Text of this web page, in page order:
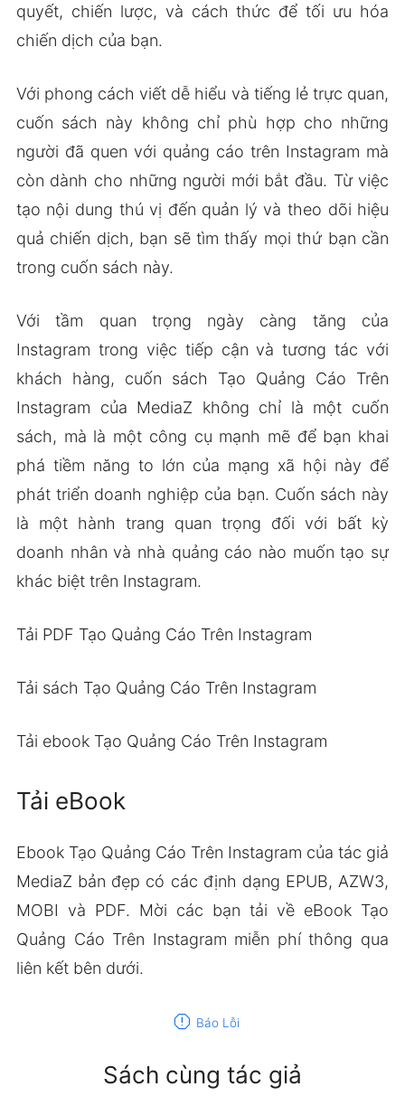
quyết, chiến lược, và cách thức để tối ưu hóa
chiến dịch của bạn.
Với phong cách viết dễ hiểu và tiếng lẻ trực quan,
cuốn sách này không chỉ phù hợp cho những
người đã quen với quảng cáo trên Instagram mà
còn dành cho những người mới bắt đầu. Từ việc
tạo nội dung thú vị đến quản lý và theo dõi hiệu
quả chiến dịch, bạn sẽ tìm thấy mọi thứ bạn cần
trong cuốn sách này.
Với tầm quan trọng ngày càng tăng của
Instagram trong việc tiếp cận và tương tác với
khách hàng, cuốn sách Tạo Quảng Cáo Trên
Instagram của MediaZ không chỉ là một cuốn
sách, mà là một công cụ mạnh mẽ để bạn khai
phá tiềm năng to lớn của mạng xã hội này để
phát triển doanh nghiệp của bạn. Cuốn sách này
là một hành trang quan trọng đối với bất kỳ
doanh nhân và nhà quảng cáo nào muốn tạo sự
khác biệt trên Instagram.
Tải PDF Tạo Quảng Cáo Trên Instagram
Tải sách Tạo Quảng Cáo Trên Instagram
Tải ebook Tạo Quảng Cáo Trên Instagram
Tải eBook
Ebook Tạo Quảng Cáo Trên Instagram của tác giả
MediaZ bản đẹp có các định dạng EPUB, AZW3,
MOBI và PDF. Mời các bạn tải về eBook Tạo
Quảng Cáo Trên Instagram miễn phí thông qua
liên kết bên dưới.
report Báo Lỗi
Sách cùng tác giả